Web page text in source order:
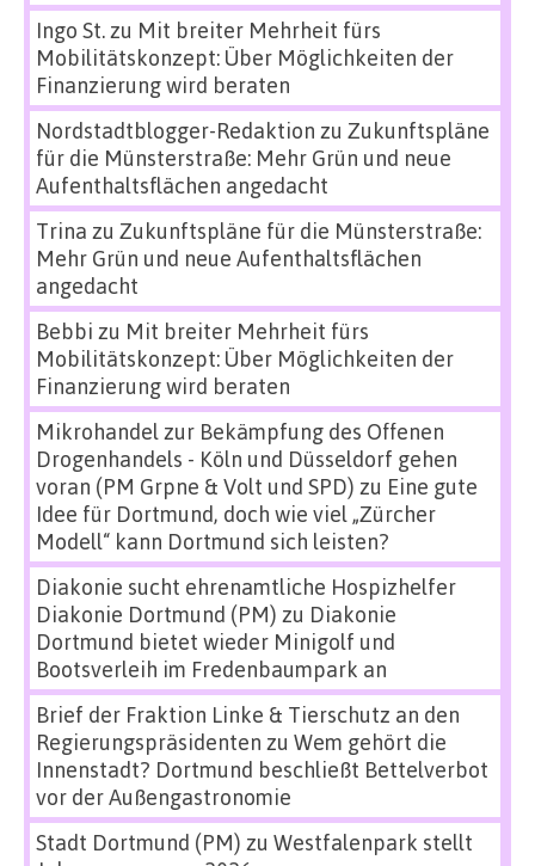
Ingo St.zu Mit breiter Mehrheit fürs
Mobilitätskonzept: Über Möglichkeiten der
Finanzierung wird beraten
Nordstadtblogger-Redaktion zu Zukunftspläne
für die Münsterstraße: Mehr Grün und neue
Aufenthaltsflächen angedacht
Trina zu Zukunftspläne für die Münsterstraße:
Mehr Grün und neue Aufenthaltsflächen
angedacht
Bebbi zu Mit breiter Mehrheit fürs
Mobilitätskonzept: Über Möglichkeiten der
Finanzierung wird beraten
Mikrohandel zur Bekämpfung des Offenen
Drogenhandels - Köln und Düsseldorf gehen
voran (PM Grpne & Volt und SPD) zu Eine gute
Idee für Dortmund, doch wie viel „Zürcher
Modell“ kann Dortmund sich leisten?
Diakonie sucht ehrenamtliche Hospizhelfer
Diakonie Dortmund (PM) zu Diakonie
Dortmund bietet wieder Minigolf und
Bootsverleih im Fredenbaumpark an
Brief der Fraktion Linke & Tierschutz an den
Regierungspräsidenten zu Wem gehört die
Innenstadt? Dortmund beschließt Bettelverbot
vor der Außengastronomie
Stadt Dortmund (PM) zu Westfalenpark stellt